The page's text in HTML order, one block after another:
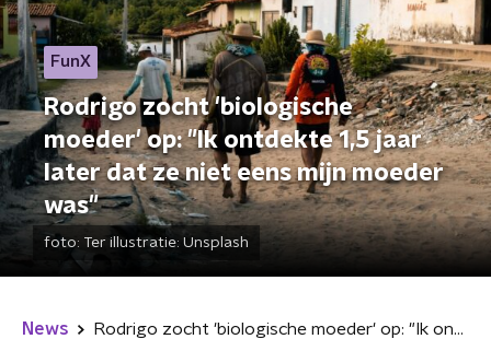
FunX
Rodrigo zocht 'biologische
moeder' op: "Ik ontdekte 1,5 jaar
later dat ze niet eens mijn moeder
was"
foto: Ter illustratie: Unsplash
News Rodrigo zocht 'biologische moeder' op: "Ik ontdekte 1,5 jaar later dat ze niet eens mijn moeder was"